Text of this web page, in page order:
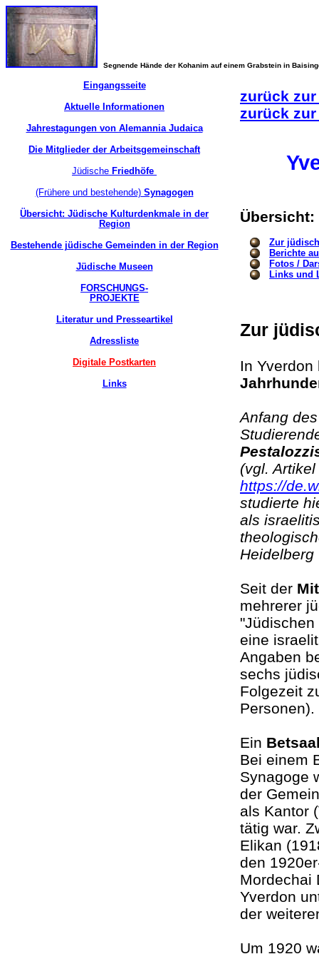
Segnende Hände der Kohanim auf einem Grabstein in
Eingangsseite
Aktuelle Informationen
Jahrestagungen von Alemannia Judaica
Die Mitglieder der Arbeitsgemeinschaft
Jüdische Friedhöfe
(Frühere und bestehende)Synagogen
Übersicht: Jüdische Kulturdenkmale in der
Region
Bestehende jüdische Gemeinden in der Region
Jüdische Museen
FORSCHUNGS-
PROJEKTE
Literatur und Presseartikel
Adressliste
Digitale Postkarten
Links
zurück
zurück
Übersicht:
Zur
Berichte
Fotos /
Links und
Zur
In
Anfang
(vgl. Artikel
https://
studierte
als
Seit der
mehrerer
eine
Angaben
sechs
Folgezeit
Ein
Bei einem
Synagoge
der
als Kantor
tätig war.
Elikan
den
Mordechai
Yverdon
der
Um 1920